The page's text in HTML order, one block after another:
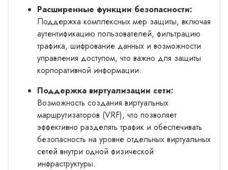
Расширенные функции безопасности:
Поддержка комплексных мер защиты, включая
аутентификацию пользователей, фильтрацию
трафика, шифрование данных и возможности
управления доступом, что важно для защиты
корпоративной информации.
Поддержка виртуализации сети:
Возможность создания виртуальных
маршрутизаторов (VRF), что позволяет
эффективно разделять трафик и обеспечивать
безопасность на уровне отдельных виртуальных
сетей внутри одной физической
инфраструктуры.